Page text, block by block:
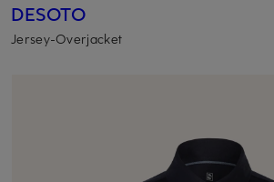
DESOTO
Jersey-Overjacket